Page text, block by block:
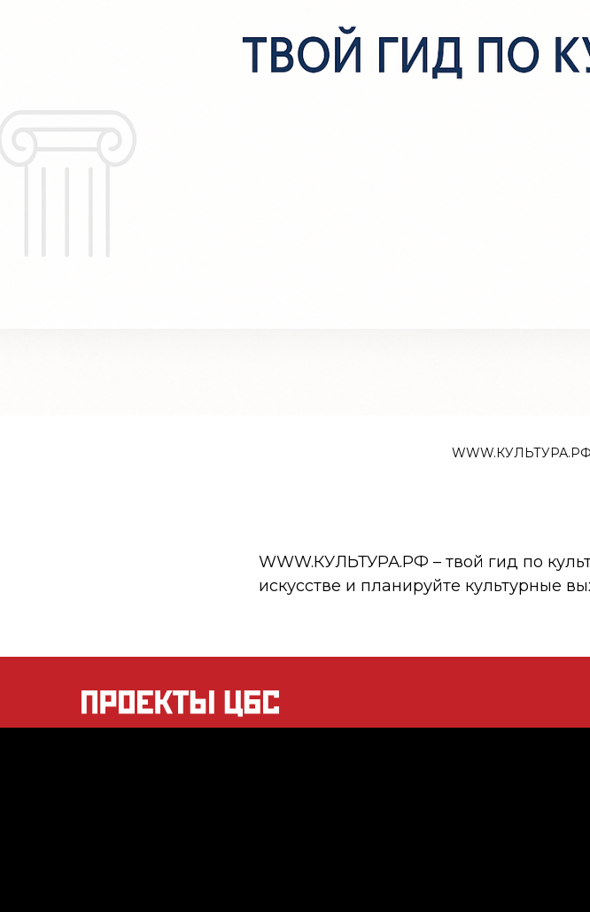
WWW.КУЛЬТУРА.РФ
WWW.КУЛЬТУРА.РФ – твой гид по
искусстве и планируйте культурные